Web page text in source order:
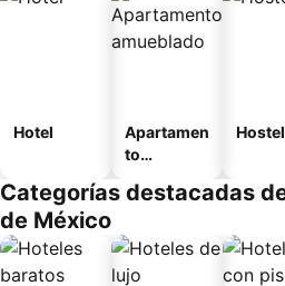
Hotel
Apartamen
to
o
Hostel
Categorías destacadas
de México